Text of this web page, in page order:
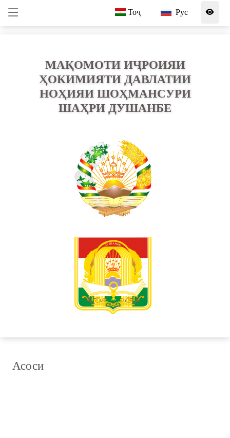
Тоҷ Рус
МАҚОМОТИ ИҶРОИЯИ
ҲОКИМИЯТИ ДАВЛАТИИ
НОҲИЯИ ШОҲМАНСУРИ
ШАҲРИ ДУШАНБЕ
Асоси